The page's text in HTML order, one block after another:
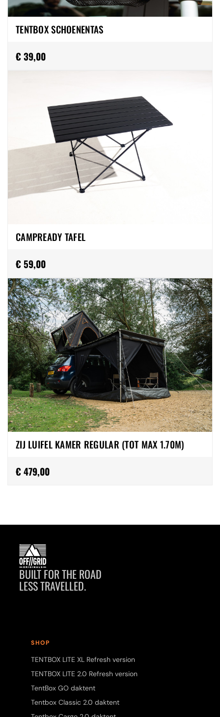
TENTBOX SCHOENENTAS
€ 39,00
CAMPREADY TAFEL
€ 59,00
ZIJ LUIFEL KAMER REGULAR (TOT MAX 1.70M)
€ 479,00
BUILT FOR THE ROAD
LESS TRAVELLED.
SHOP
TENTBOX LITE XL Refresh version
TENTBOX LITE 2.0 Refresh version
TentBox GO daktent
Tentbox Classic 2.0 daktent